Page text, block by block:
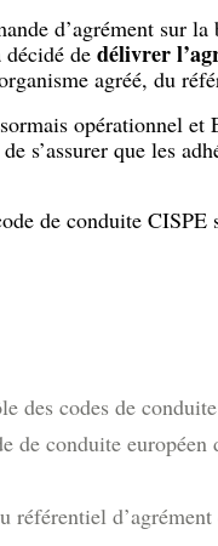
d’agrément sur la
de délivrer
agréé, du
opérationnel
s’assurer que les
de conduite
des codes de conduite
conduite européen